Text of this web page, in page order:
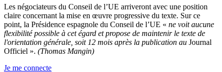
Les négociateurs du Conseil de l’UE arriveront avec une position
claire concernant la mise en œuvre progressive du texte. Sur ce
point, la Présidence espagnole du Conseil de l’UE « ne voit aucune
flexibilité possible à cet égard et propose de maintenir le texte de
l'orientation générale, soit 12 mois après la publication au Journal
Officiel ». (Thomas Mangin)
Je me connecte